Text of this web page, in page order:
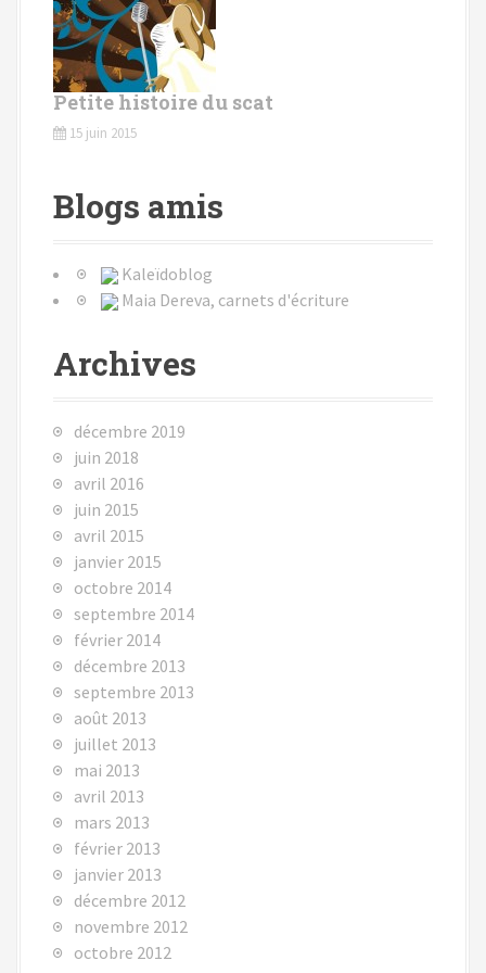
Petite histoire du scat
15 juin 2015
Blogs amis
Kaleïdoblog
Maia Dereva, carnets d'écriture
Archives
décembre 2019
juin 2018
avril 2016
juin 2015
avril 2015
janvier 2015
octobre 2014
septembre 2014
février 2014
décembre 2013
septembre 2013
août 2013
juillet 2013
mai 2013
avril 2013
mars 2013
février 2013
janvier 2013
décembre 2012
novembre 2012
octobre 2012